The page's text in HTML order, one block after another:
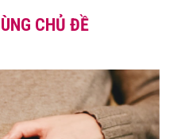
CHỦ ĐỀ